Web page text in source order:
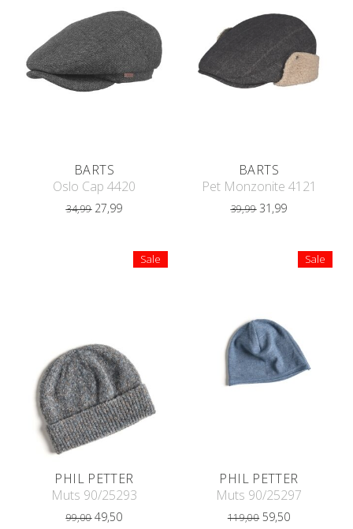
BARTS
Oslo Cap 4420
34,99 27,99
BARTS
Pet Monzonite 4121
39,99 31,99
PHIL PETTER
Muts 90/25293
99,00 49,50
Sale
PHIL PETTER
Muts 90/25297
119,00 59,50
Sale